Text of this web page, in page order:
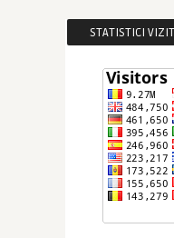
STATISTICI